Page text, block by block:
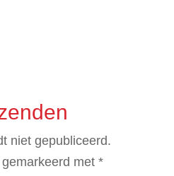
niet gepubliceerd.
met *